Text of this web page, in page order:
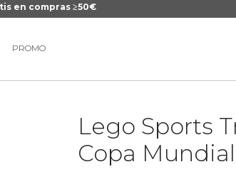
en compras ≥50€
PROMO
Lego Sports
Copa